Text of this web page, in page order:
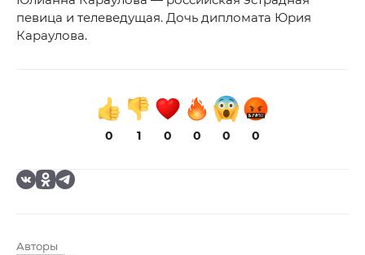
певица и телеведущая. Дочь дипломата Юрия
Караулова.
0 1 0 0 0 0
Авторы